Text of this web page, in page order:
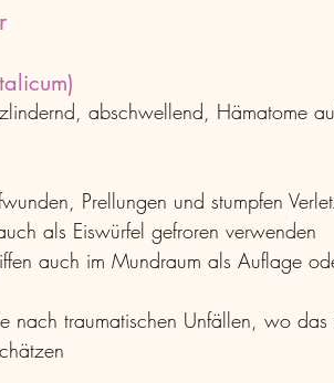
abschwellend, Hämatome
Prellungen und stumpfen
als Eiswürfel gefroren verwenden
auch im Mundraum als Auflage
nach traumatischen Unfällen, wo das